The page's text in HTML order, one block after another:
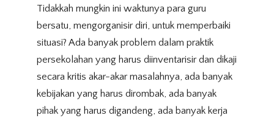
Tidakkah mungkin ini waktunya para guru
bersatu, mengorganisir diri, untuk memperbaiki
situasi? Ada banyak problem dalam praktik
persekolahan yang harus diinventarisir dan dikaji
secara kritis akar-akar masalahnya, ada banyak
kebijakan yang harus dirombak, ada banyak
pihak yang harus digandeng, ada banyak kerja